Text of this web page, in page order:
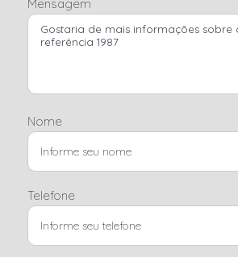
Mensagem
Nome
Telefone